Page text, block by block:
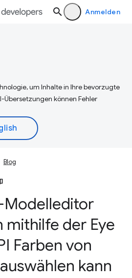
Anmelden
um Inhalte in Ihre bevorzugte
Übersetzungen können Fehler
Blog
Modelleditor
mithilfe der Eye
Farben von
kann